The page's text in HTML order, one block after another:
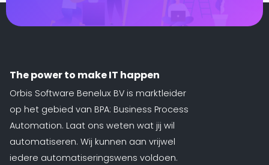
The power to make IT happen
Orbis Software Benelux BV is marktleider
op het gebied van BPA: Business Process
Automation. Laat ons weten wat jij wil
automatiseren. Wij kunnen aan vrijwel
iedere automatiseringswens voldoen.